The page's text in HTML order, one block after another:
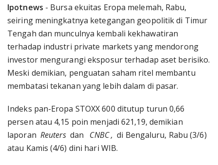
Ipotnews - Bursa ekuitas Eropa melemah, Rabu,
seiring meningkatnya ketegangan geopolitik di Timur
Tengah dan munculnya kembali kekhawatiran
terhadap industri private markets yang mendorong
investor mengurangi eksposur terhadap aset berisiko.
Meski demikian, penguatan saham ritel membantu
membatasi tekanan yang lebih dalam di pasar.
Indeks pan-Eropa STOXX 600 ditutup turun 0,66
persen atau 4,15 poin menjadi 621,19, demikian
laporan Reuters dan CNBC , di Bengaluru, Rabu (3/6)
atau Kamis (4/6) dini hari WIB.